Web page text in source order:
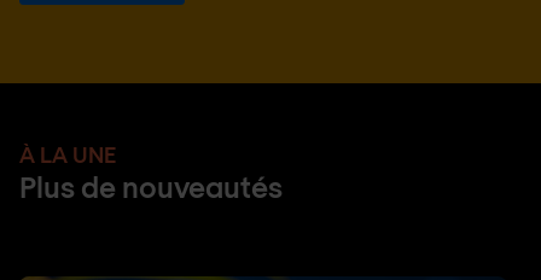
À LA UNE
Plus de nouveautés